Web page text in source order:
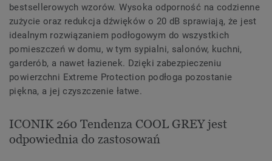
bestsellerowych wzorów. Wysoka odporność na codzienne
zużycie oraz redukcja dźwięków o 20 dB sprawiają, że jest
idealnym rozwiązaniem podłogowym do wszystkich
pomieszczeń w domu, w tym sypialni, salonów, kuchni,
garderób, a nawet łazienek. Dzięki zabezpieczeniu
powierzchni Extreme Protection podłoga pozostanie
piękna, a jej czyszczenie łatwe.
ICONIK 260 Tendenza COOL GREY jest
odpowiednia do zastosowań